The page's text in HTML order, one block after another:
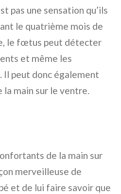
pas une sensation qu’ils
le quatrième mois de
le fœtus peut détecter
et même les
Il peut donc également
la main sur le ventre.
de la main sur
merveilleuse de
et de lui faire savoir que